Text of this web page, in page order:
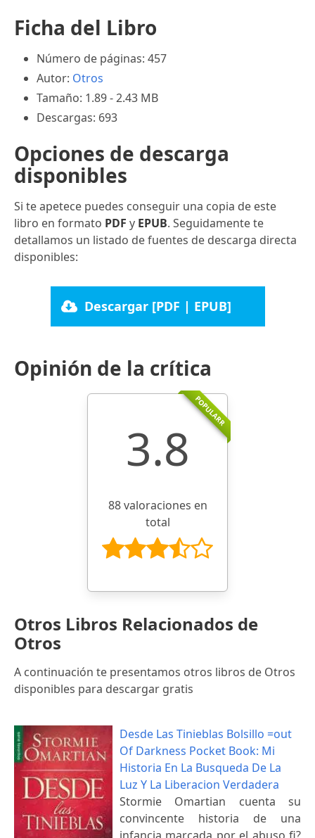
Ficha del Libro
Número de páginas: 457
Autor: Otros
Tamaño: 1.89 - 2.43 MB
Descargas: 693
Opciones de descarga
disponibles
Si te apetece puedes conseguir una copia de este
libro en formato PDF y EPUB. Seguidamente te
detallamos un listado de fuentes de descarga directa
disponibles:
Descargar [PDF | EPUB]
Opinión de la crítica
POPULARR
3.8
88 valoraciones en
total
Otros Libros Relacionados de
Otros
A continuación te presentamos otros libros de Otros
disponibles para descargar gratis
Desde Las Tinieblas Bolsillo =out
Of Darkness Pocket Book: Mi
Historia En La Busqueda De La
Luz Y La Liberacion Verdadera
Stormie Omartian cuenta su
convincente historia de una